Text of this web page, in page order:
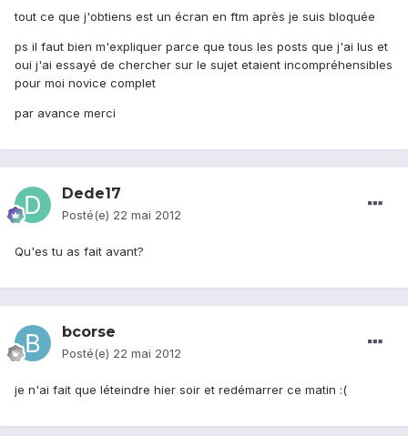
tout ce que j'obtiens est un écran en ftm après je suis bloquée
ps il faut bien m'expliquer parce que tous les posts que j'ai lus et
oui j'ai essayé de chercher sur le sujet etaient incompréhensibles
pour moi novice complet
par avance merci
Dede17
Posté(e) 22 mai 2012
Qu'es tu as fait avant?
bcorse
Posté(e) 22 mai 2012
je n'ai fait que léteindre hier soir et redémarrer ce matin :(